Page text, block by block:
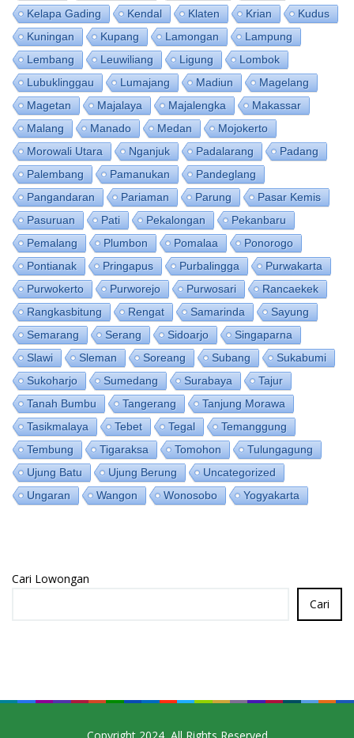
Kelapa Gading
Kendal Klaten Krian
Kudus
Kuningan
Kupang Lamongan
Lampung
Lembang
Leuwiliang Ligung
Lombok
Lubuklinggau
Lumajang Madiun
Magelang
Magetan
Majalaya Majalengka
Makassar
Malang
Manado Medan
Mojokerto
Morowali Utara
Nganjuk Padalarang
Padang
Palembang
Pamanukan
Pandeglang
Pangandaran
Pariaman Parung
Pasar Kemis
Pasuruan
Pati Pekalongan
Pekanbaru
Pemalang
Plumbon Pomalaa
Ponorogo
Pontianak
Pringapus Purbalingga
Purwakarta
Purwokerto
Purworejo Purwosari
Rancaekek
Rangkasbitung
Rengat Samarinda
Sayung
Semarang
Serang Sidoarjo
Singaparna
Slawi
Sleman Soreang Subang
Sukabumi
Sukoharjo
Sumedang Surabaya
Tajur
Tanah Bumbu
Tangerang
Tanjung Morawa
Tasikmalaya
Tebet Tegal
Temanggung
Tembung
Tigaraksa Tomohon
Tulungagung
Ujung Batu
Ujung Berung
Uncategorized
Ungaran
Wangon Wonosobo Yogyakarta
Cari Lowongan
Cari